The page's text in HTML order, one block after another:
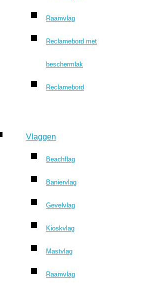
Raamvlag
Reclamebord met
beschermlak
Reclamebord
Vlaggen
Beachflag
Baniervlag
Gevelvlag
Kioskvlag
Mastvlag
Raamvlag